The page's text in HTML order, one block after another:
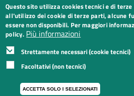
Dichiarazione di accessibilità
CC BY 3.0 IT
Questo sito utilizza cookies tecnici e di
all'utilizzo dei cookie di terze parti, alcune
essere non disponibili. Per maggiori
policy. Più informazioni
Strettamente necessari (cookie tecnici)
Facoltativi (non tecnici)
ACCETTA SOLO I SELEZIONATI